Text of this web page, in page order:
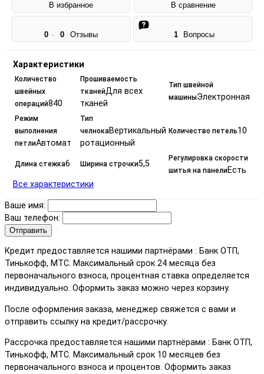
В избранное В сравнение
0 · 0 Отзывы 1 Вопросы
Характеристики
Количество
швейных
операций840
Прошиваемость
тканейДля всех
тканей
Тип швейной
машиныЭлектронная
Режим
выполнения
петлиАвтомат
Тип
челнокаВертикальный
ротационный
Количество петель10
Длина стежка6 Ширина строчки5,5
Регулировка скорости
шитья на панелиЕсть
Все характеристики
Ваше имя:
Ваш телефон:
Отправить
Кредит предоставляется нашими партнёрами : Банк ОТП,
Тинькофф, МТС. Максимальный срок 24 месяца без
первоначального взноса, процентная ставка определяется
индивидуально. Оформить заказ можно через корзину.
После оформления заказа, менеджер свяжется с вами и
отправить ссылку на кредит/рассрочку.
Рассрочка предоставляется нашими партнёрами : Банк ОТП,
Тинькофф, МТС. Максимальный срок 10 месяцев без
первоначального взноса и процентов. Оформить заказ